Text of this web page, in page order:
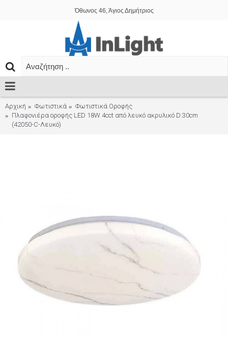
Όθωνος 46, Άγιος Δημήτριος
Αρχική Φωτιστικά
Φωτιστικά Οροφής
Πλαφονιέρα οροφής LED 18W 4cct από λευκό ακρυλικό D:30cm
(42050-C-Λευκό)